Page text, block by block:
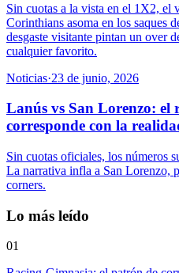
Sin cuotas a la vista en el 1X2, el
Corinthians asoma en los saques
desgaste visitante pintan un over
cualquier favorito.
Noticias·23 de junio, 2026
Lanús vs San Lorenzo: el
corresponde con la
Sin cuotas oficiales, los números
La narrativa infla a San Lorenzo,
corners.
Lo más leído
01